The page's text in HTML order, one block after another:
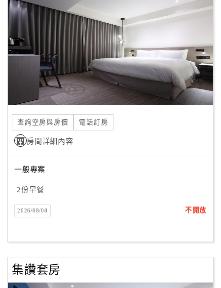
滿
意
訂
單
管
理
員
戶
客
服
聯
查詢空房與房價 電話訂房
房間詳細內容
一般專案
2份早餐
2026/08/08 不開放
集讚套房